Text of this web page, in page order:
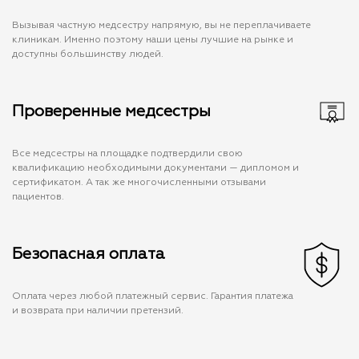
Вызывая частную медсестру напрямую, вы не переплачиваете
клиникам. Именно поэтому наши цены лучшие на рынке и
доступны большинству людей.
Проверенные медсестры
Все медсестры на площадке подтвердили свою
квалификацию необходимыми документами — дипломом и
сертификатом. А так же многочисленными отзывами
пациентов.
Безопасная оплата
Оплата через любой платежный сервис. Гарантия платежа
и возврата при наличии претензий.